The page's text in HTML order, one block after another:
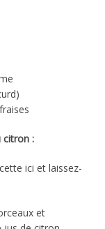
citron :
ici et laissez-
et